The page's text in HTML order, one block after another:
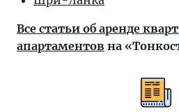
Все статьи об аренде
апартаментов на